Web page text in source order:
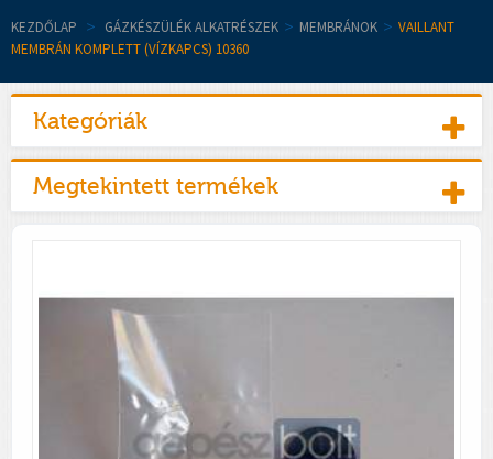
KEZDŐLAP > GÁZKÉSZÜLÉK ALKATRÉSZEK > MEMBRÁNOK > VAILLANT
MEMBRÁN KOMPLETT (VÍZKAPCS) 10360
Kategóriák
Megtekintett termékek